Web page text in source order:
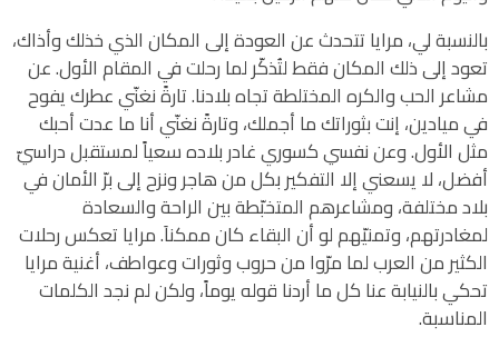
بالنسبة لي، مرايا تتحدث عن العودة إلى المكان الذي خذلك وأذاك،
تعود إلى ذلك المكان فقط لتُذكّر لما رحلت في المقام الأول. عن
مشاعر الحب والكره المختلطة تجاه بلادنا. تارةً نغنّي عطرك يفوح
في ميادين، إنت بثوراتك ما أجملك، وتارةً نغنّي أنا ما عدت أحبك
مثل الأول. وعن نفسي كسوري غادر بلاده سعياً لمستقبل دراسيّ
أفضل، لا يسعني إلا التفكير بكل من هاجر ونزح إلى برّ الأمان في
بلاد مختلفة، ومشاعرهم المتخبّطة بين الراحة والسعادة
لمغادرتهم، وتمنيّهم لو أن البقاء كان ممكناَ. مرايا تعكس رحلات
الكثير من العرب لما مرّوا من حروب وثورات وعواطف، أغنية مرايا
تحكي بالنيابة عنا كل ما أردنا قوله يوماً، ولكن لم نجد الكلمات
المناسبة.